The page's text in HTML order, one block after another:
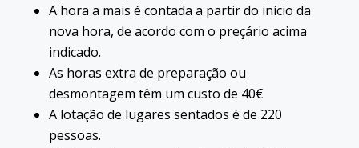
A hora a mais é contada a partir do início da
nova hora, de acordo com o preçário acima
indicado.
As horas extra de preparação ou
desmontagem têm um custo de 40€
A lotação de lugares sentados é de 220
pessoas.